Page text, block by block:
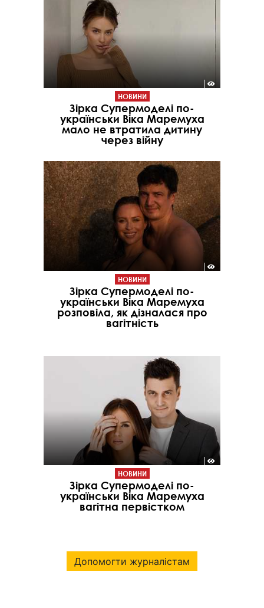
НОВИНИ
Зірка Супермоделі по-
українськи Віка Маремуха
мало не втратила дитину
через війну
НОВИНИ
Зірка Супермоделі по-
українськи Віка Маремуха
розповіла, як дізналася про
вагітність
НОВИНИ
Зірка Супермоделі по-
українськи Віка Маремуха
вагітна первістком
Допомогти журналістам